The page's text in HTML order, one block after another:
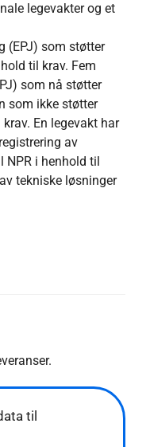
legevakter og et
(EPJ) som støtter
til krav. Fem
som nå støtter
som ikke støtter
En legevakt har
av
NPR i henhold til
tekniske løsninger
til